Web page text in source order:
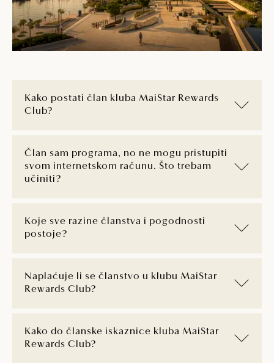
Kako postati član kluba MaiStar Rewards
Club?
Član sam programa, no ne mogu pristupiti
svom internetskom računu. Što trebam
učiniti?
Koje sve razine članstva i pogodnosti
postoje?
Naplaćuje li se članstvo u klubu MaiStar
Rewards Club?
Kako do članske iskaznice kluba MaiStar
Rewards Club?